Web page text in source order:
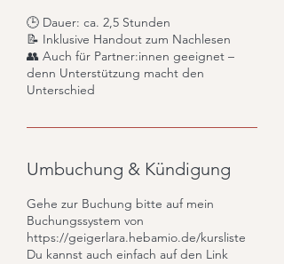
🕒 Dauer: ca. 2,5 Stunden
📝 Inklusive Handout zum Nachlesen
👥 Auch für Partner:innen geeignet –
denn Unterstützung macht den
Unterschied
Umbuchung & Kündigung
Gehe zur Buchung bitte auf mein
Buchungssystem von
https://geigerlara.hebamio.de/kursliste
Du kannst auch einfach auf den Link